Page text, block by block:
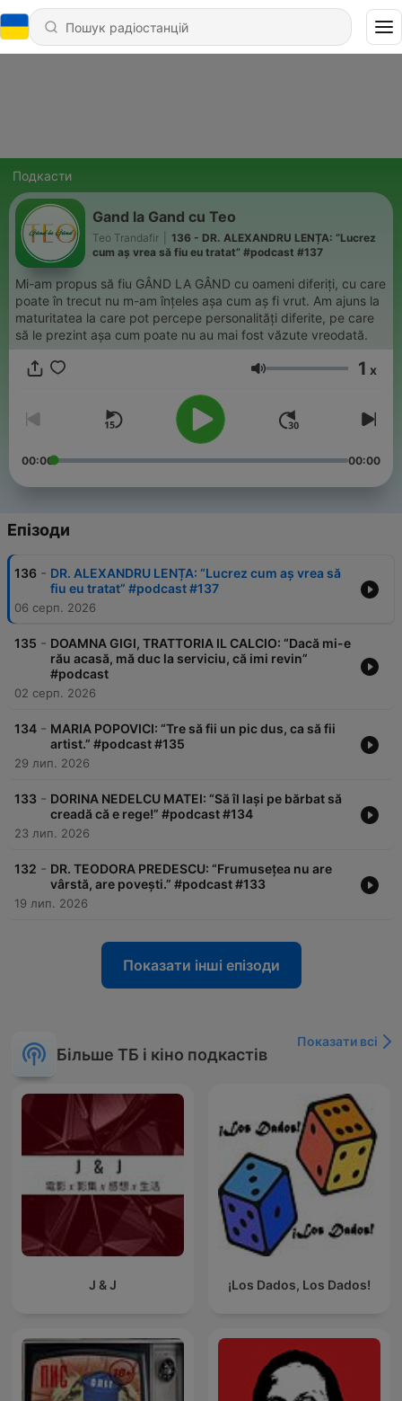
Подкасти
Gand la Gand cu Teo
Teo Trandafir
136 - DR. ALEXANDRU LENȚA: “Lucrez
cum aș vrea să fiu eu tratat” #podcast #137
Mi-am propus să fiu GÂND LA GÂND cu oameni diferiți, cu care
poate în trecut nu m-am înțeles așa cum aș fi vrut. Am ajuns la
maturitatea la care pot percepe personalități diferite, pe care
să le prezint așa cum poate nu au mai fost văzute vreodată.
Гучність 1 x
00:00 00:00
Епізоди
136 - DR. ALEXANDRU LENȚA: “Lucrez cum aș vrea să
fiu eu tratat” #podcast #137
06 серп. 2026
135 - DOAMNA GIGI, TRATTORIA IL CALCIO: “Dacă mi-e
rău acasă, mă duc la serviciu, că imi revin”
#podcast
02 серп. 2026
134 - MARIA POPOVICI: “Tre să fii un pic dus, ca să fii
artist.” #podcast #135
29 лип. 2026
133 - DORINA NEDELCU MATEI: “Să îl lași pe bărbat să
creadă că e rege!” #podcast #134
23 лип. 2026
132 - DR. TEODORA PREDESCU: “Frumusețea nu are
vârstă, are povești.” #podcast #133
19 лип. 2026
Показати інші епізоди
Більше ТБ і кіно подкастів
Показати всі
J & J ¡Los Dados, Los Dados!